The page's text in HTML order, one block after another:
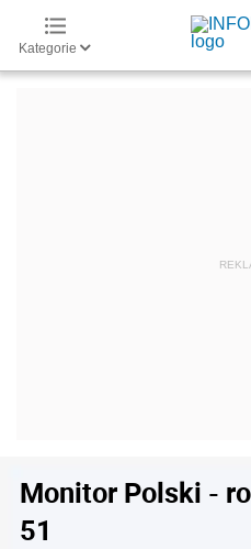
Kategorie
Monitor Polski -
51